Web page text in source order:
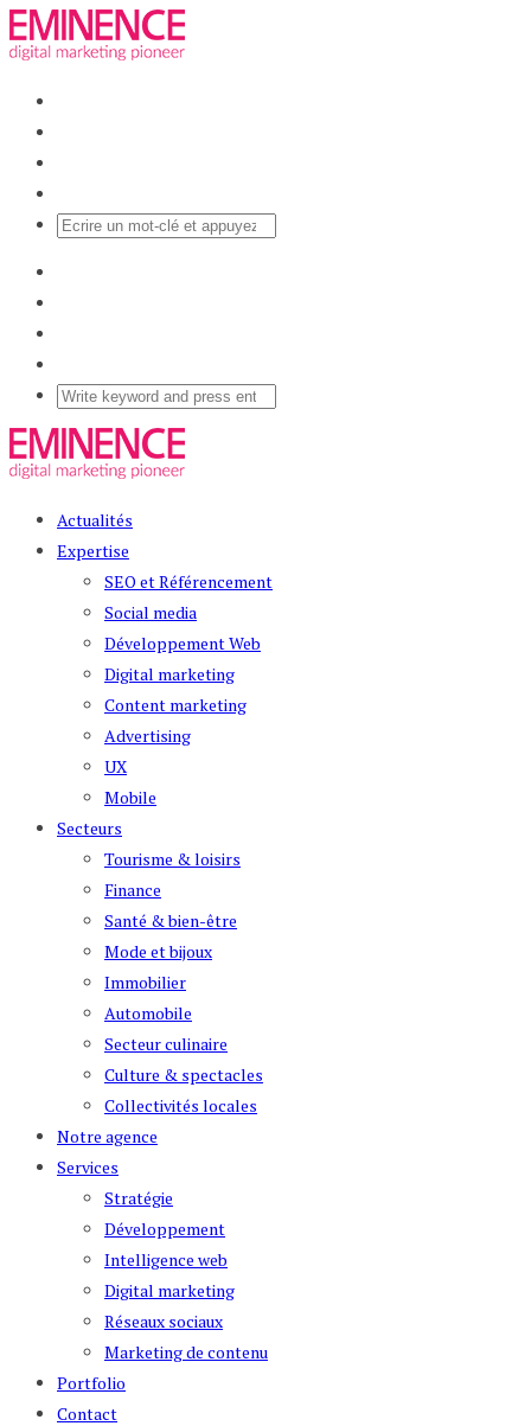
Actualités
Expertise
SEO et Référencement
Social media
Développement Web
Digital marketing
Content marketing
Advertising
UX
Mobile
Secteurs
Tourisme & loisirs
Finance
Santé & bien-être
Mode et bijoux
Immobilier
Automobile
Secteur culinaire
Culture & spectacles
Collectivités locales
Notre agence
Services
Stratégie
Développement
Intelligence web
Digital marketing
Réseaux sociaux
Marketing de contenu
Portfolio
Contact